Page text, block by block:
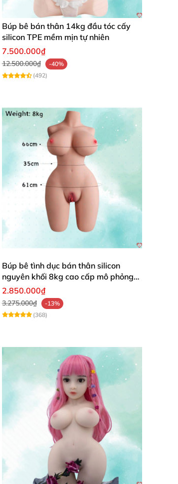
Búp bê bán thân 14kg đầu tóc cấy
silicon TPE mềm mịn tự nhiên
7.500.000₫
12.500.000₫
-40%
(492)
Búp bê tình dục bán thân silicon
nguyên khối 8kg cao cấp mô phỏng
người thật
2.850.000₫
3.275.000₫
-13%
(368)